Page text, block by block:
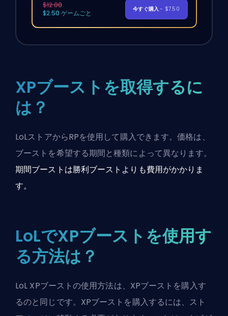
$12.00
$2.50 ゲームごと
今すぐ購入- $7.50
XPブーストを取得するに
は？
LoLストアからRPを使用して購入できます。価格は、
ブーストを希望する期間と種類によって異なります。
期間ブーストは勝利ブーストよりも費用がかかりま
す。
LoLでXPブーストを使用す
る方法は？
LoL XPブーストの使用方法は、XPブーストを購入す
るのと同じです。XPブーストを購入するには、スト